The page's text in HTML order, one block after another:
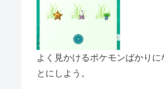
よく見かけるポケモンばかり
とにしよう。